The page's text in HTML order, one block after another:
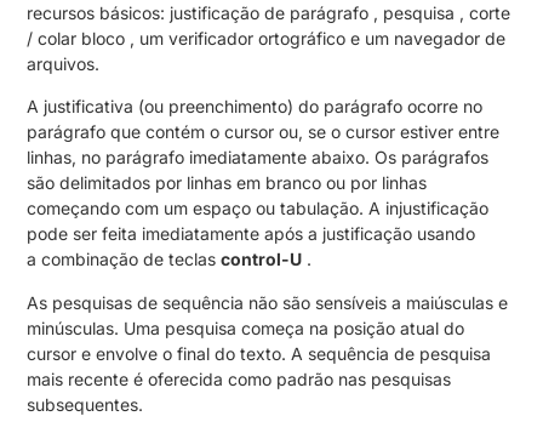
recursos básicos: justificação de parágrafo , pesquisa , corte
/ colar bloco , um verificador ortográfico e um navegador de
arquivos.
A justificativa (ou preenchimento) do parágrafo ocorre no
parágrafo que contém o cursor ou, se o cursor estiver entre
linhas, no parágrafo imediatamente abaixo. Os parágrafos
são delimitados por linhas em branco ou por linhas
começando com um espaço ou tabulação. A injustificação
pode ser feita imediatamente após a justificação usando
a combinação de teclascontrol-U .
As pesquisas de sequência não são sensíveis a maiúsculas e
minúsculas. Uma pesquisa começa na posição atual do
cursor e envolve o final do texto. A sequência de pesquisa
mais recente é oferecida como padrão nas pesquisas
subsequentes.